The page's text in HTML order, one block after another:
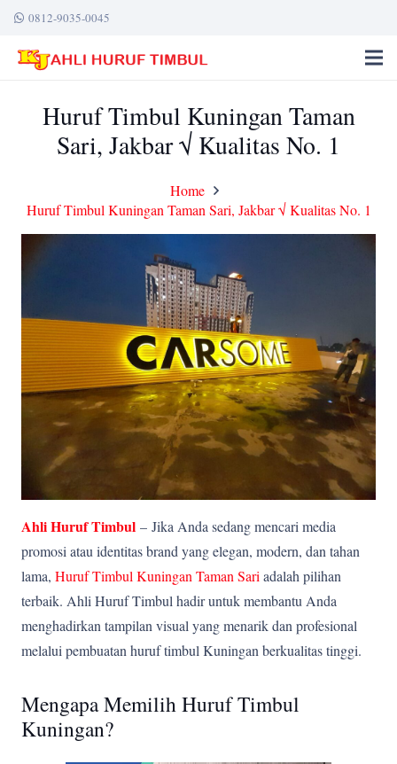
0812-9035-0045
Huruf Timbul Kuningan Taman
Sari, Jakbar √ Kualitas No. 1
Home
Huruf Timbul Kuningan Taman Sari, Jakbar √ Kualitas No. 1
Ahli Huruf Timbul – Jika Anda sedang mencari media
promosi atau identitas brand yang elegan, modern, dan tahan
lama, Huruf Timbul Kuningan Taman Sari adalah pilihan
terbaik. Ahli Huruf Timbul hadir untuk membantu Anda
menghadirkan tampilan visual yang menarik dan profesional
melalui pembuatan huruf timbul Kuningan berkualitas tinggi.
Mengapa Memilih Huruf Timbul
Kuningan?